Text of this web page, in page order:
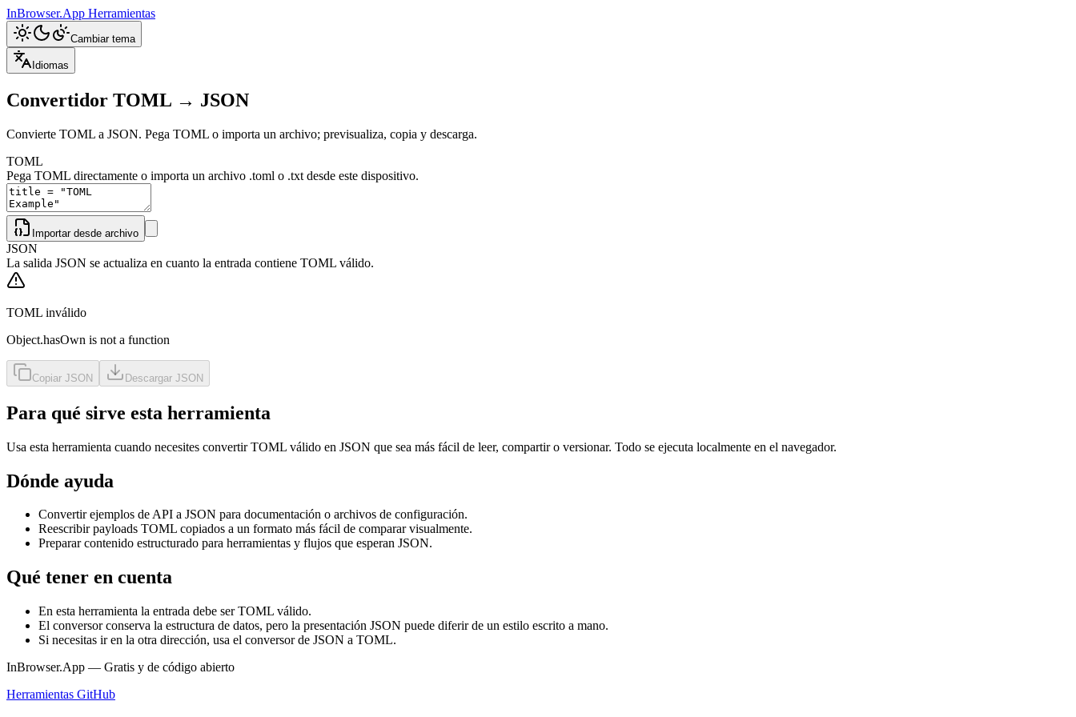
InBrowser.App Herramientas
Cambiar tema
Idiomas
Convertidor TOML → JSON
Convierte TOML a JSON. Pega TOML o importa un archivo; previsualiza, copia y descarga.
TOML
Pega TOML directamente o importa un archivo .toml o .txt desde este dispositivo.
Importar desde archivo
JSON
La salida JSON se actualiza en cuanto la entrada contiene TOML válido.
TOML inválido
Object.hasOwn is not a function
Copiar JSON Descargar JSON
Para qué sirve esta herramienta
Usa esta herramienta cuando necesites convertir TOML válido en JSON que sea más fácil de leer, compartir o versionar. Todo se ejecuta localmente en el navegador.
Dónde ayuda
Convertir ejemplos de API a JSON para documentación o archivos de configuración.
Reescribir payloads TOML copiados a un formato más fácil de comparar visualmente.
Preparar contenido estructurado para herramientas y flujos que esperan JSON.
Qué tener en cuenta
En esta herramienta la entrada debe ser TOML válido.
El conversor conserva la estructura de datos, pero la presentación JSON puede diferir de un estilo escrito a mano.
Si necesitas ir en la otra dirección, usa el conversor de JSON a TOML.
InBrowser.App — Gratis y de código abierto
Herramientas GitHub